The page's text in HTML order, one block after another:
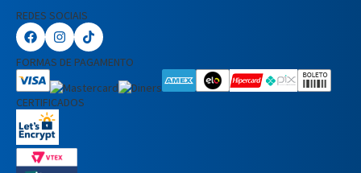
REDES SOCIAIS
FORMAS DE PAGAMENTO
CERTIFICADOS
Nome Completo